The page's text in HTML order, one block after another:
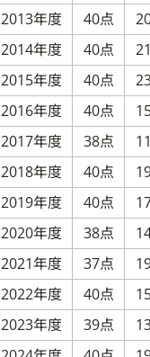
2013年度
40点
2014年度
40点
2015年度
40点
2016年度
40点
2017年度
38点
2018年度
40点
2019年度
40点
2020年度
38点
2021年度
37点
2022年度
40点
2023年度
39点